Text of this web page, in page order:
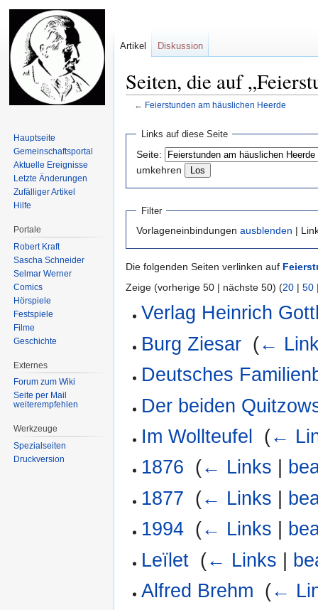
Seiten, die auf
← Feierstunden am häuslichen Heerde
Navigation
springen
springen
Links auf diese Seite
Seite:
umkehren
Filter
Vorlageneinbindungen ausblenden |
Die folgenden Seiten verlinken auf
Zeige (vorherige 50 | nächste 50) (20 | 50
Verlag Heinrich
Burg Ziesar (←
Deutsches
Der beiden
Im Wollteufel
(←
1876 (← Links
1877 (← Links
1994 (← Links
Leïlet (← Links
Alfred Brehm (←
Artikel Diskussion
Hauptseite
Gemeinschafts­portal
Aktuelle Ereignisse
Letzte Änderungen
Zufälliger Artikel
Hilfe
Portale
Robert Kraft
Sascha Schneider
Selmar Werner
Comics
Hörspiele
Festspiele
Filme
Geschichte
Externes
Forum zum Wiki
Seite per Mail
weiterempfehlen
Werkzeuge
Spezialseiten
Druckversion